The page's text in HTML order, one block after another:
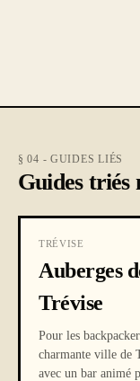
§ 04 - GUIDES LIÉS
Guides triés
TRÉVISE
Auberges
Trévise
Pour les
charmante ville de
avec un bar animé